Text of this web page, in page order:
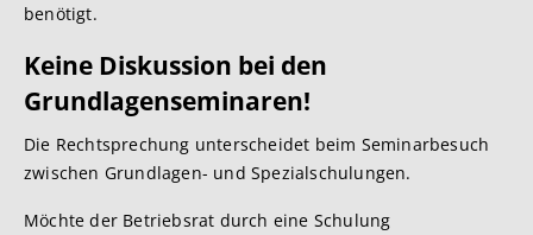
benötigt.
Keine Diskussion bei den
Grundlagenseminaren!
Die Rechtsprechung unterscheidet beim Seminarbesuch
zwischen Grundlagen- und Spezialschulungen.
Möchte der Betriebsrat durch eine Schulung